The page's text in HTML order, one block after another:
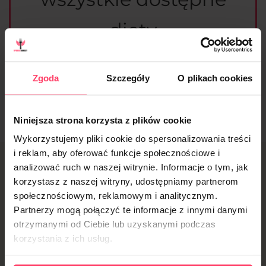
Zgoda Szczegóły O plikach cookies
Niniejsza strona korzysta z plików cookie
Wykorzystujemy pliki cookie do spersonalizowania treści
i reklam, aby oferować funkcje społecznościowe i
analizować ruch w naszej witrynie. Informacje o tym, jak
korzystasz z naszej witryny, udostępniamy partnerom
społecznościowym, reklamowym i analitycznym.
Partnerzy mogą połączyć te informacje z innymi danymi
otrzymanymi od Ciebie lub uzyskanymi podczas
korzystania z ich usług.
diety
Sprawdzam
Proces zamawiania
cateringu w Tarnowie
– łatwo i elastycznie z